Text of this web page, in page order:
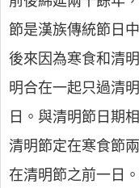
節是漢族傳統節日
後來因為寒食和清
明合在一起只過清
日。與清明節日期
清明節定在寒食節
在清明節之前一日